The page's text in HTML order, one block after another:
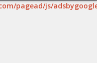
pagead/js/